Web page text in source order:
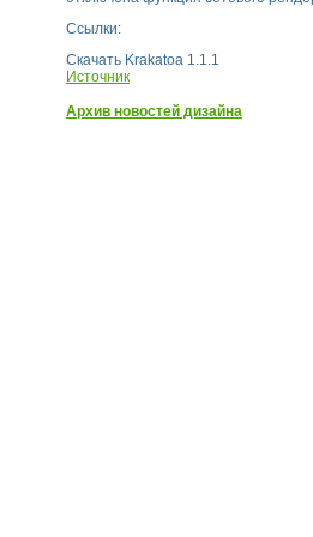
Ссылки:
Скачать Krakatoa 1.1.1
Источник
Архив новостей дизайна